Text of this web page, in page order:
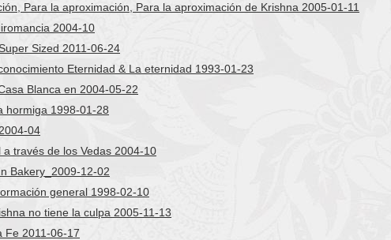
Para la aproximación, Para la aproximación de Krishna 2005-01-11
2004-10
Sized 2011-06-24
Eternidad & La eternidad 1993-01-23
Blanca en 2004-05-22
hormiga 1998-01-28
04
través de los Vedas 2004-10
Bakery_2009-12-02
general 1998-02-10
no tiene la culpa 2005-11-13
Fe 2011-06-17